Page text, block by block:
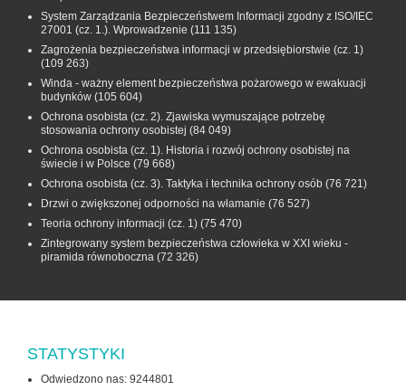
System Zarządzania Bezpieczeństwem Informacji zgodny z ISO/IEC
27001 (cz. 1.). Wprowadzenie (111 135)
Zagrożenia bezpieczeństwa informacji w przedsiębiorstwie (cz. 1)
(109 263)
Winda - ważny element bezpieczeństwa pożarowego w ewakuacji
budynków (105 604)
Ochrona osobista (cz. 2). Zjawiska wymuszające potrzebę
stosowania ochrony osobistej (84 049)
Ochrona osobista (cz. 1). Historia i rozwój ochrony osobistej na
świecie i w Polsce (79 668)
Ochrona osobista (cz. 3). Taktyka i technika ochrony osób (76 721)
Drzwi o zwiększonej odporności na włamanie (76 527)
Teoria ochrony informacji (cz. 1) (75 470)
Zintegrowany system bezpieczeństwa człowieka w XXI wieku -
piramida równoboczna (72 326)
STATYSTYKI
Odwiedzono nas: 9244801